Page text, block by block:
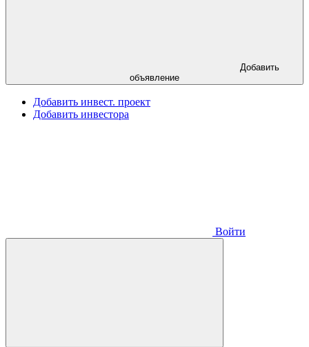
объявление
Добавить инвест. проект
Добавить инвестора
Войти